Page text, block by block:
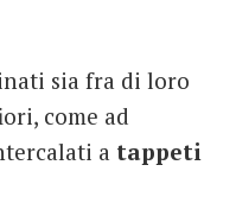
sia fra di loro
come ad
a tappeti